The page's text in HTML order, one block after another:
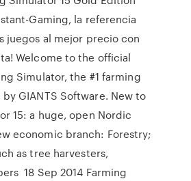
Gaming, la referencia
juegos al mejor precio con
Welcome to the official
Simulator, the #1 farming
GIANTS Software. New to
15: a huge, open Nordic
economic branch: Forestry;
as tree harvesters,
18 Sep 2014 Farming